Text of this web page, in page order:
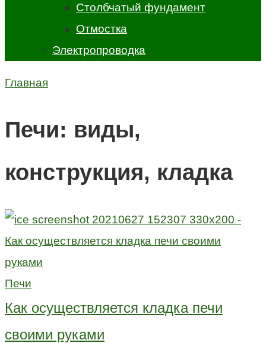
Столбчатый фундамент
Отмостка
Электропроводка
Главная
Печи: виды,
конструкция, кладка
Печи
Как осуществляется кладка печи
своими руками